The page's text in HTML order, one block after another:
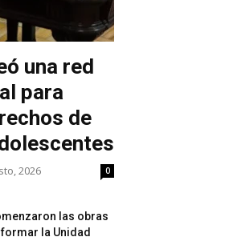
una red
para
de
2026 0
las obras
la Unidad